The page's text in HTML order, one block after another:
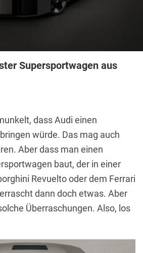
Supersportwagen aus
dass Audi einen
würde. Das mag auch
Aber dass man einen
baut, der in einer
Revuelto oder dem Ferrari
dann doch etwas. Aber
Überraschungen. Also, los